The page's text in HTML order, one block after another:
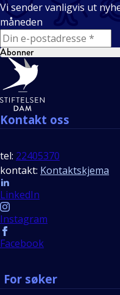
Vi sender vanligvis ut
måneden
E-mail
Abonner
Bunntekst
Kontakt oss
tel: 22405370
kontakt: Kontaktskjema
Follow us
LinkedIn
Instagram
Facebook
For søker